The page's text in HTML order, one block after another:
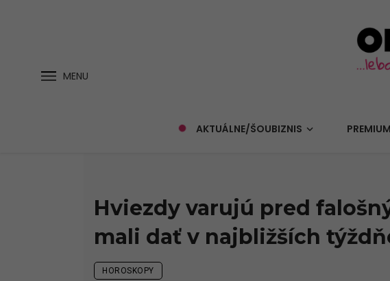
MENU
AKTUÁLNE/ŠOUBIZNIS PREMIUM
Hviezdy varujú pred
mali dať v najbližších
HOROSKOPY